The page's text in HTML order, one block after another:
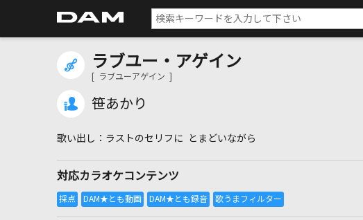
ラブユー・アゲイン
[ ラブユーアゲイン ]
笹あかり
ラストのセリフに とまどいながら
対応カラオケコンテンツ